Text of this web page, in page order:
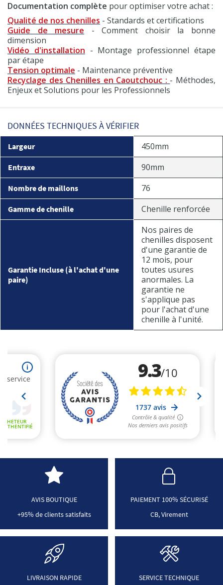
Documentation complète pour optimiser votre achat :
Qualité de nos chenilles - Standards et certifications
Guide de mesure - Comment choisir la bonne
dimension
Vidéo d'installation - Montage professionnel étape
par étape
Tension optimale - Maintenance préventive
Recyclage des Chenilles en Caoutchouc : - Méthodes,
Enjeux et Solutions pour les Professionnels
DONNÉES TECHNIQUES À VÉRIFIER
Largeur 450mm
Entraxe 90mm
Nombre de maillons 76
Gamme de chenille Chenille renforcée
Garantie Incluse (à l'achat d'une
paire)
Nos paires de
chenilles disposent
d'une garantie de
12 mois, pour
toutes usures
anormales. La
garantie ne
s'applique pas
pour l'achat d'une
chenille à l'unité.
AVIS BOUTIQUE
+95% de clients satisfaits
PAIEMENT 100% SÉCURISÉ
CB, Virement
LIVRAISON RAPIDE SERVICE TECHNIQUE